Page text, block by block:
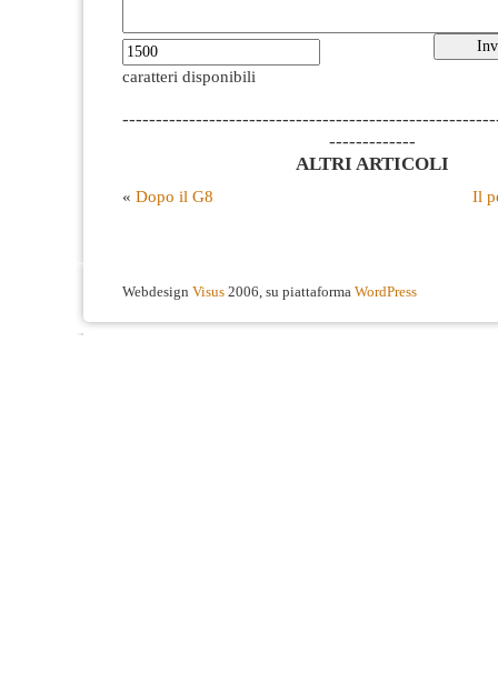
caratteri disponibili
-------------
ALTRI ARTICOLI
« Dopo il G8 Il
Webdesign Visus 2006, su piattaforma WordPress